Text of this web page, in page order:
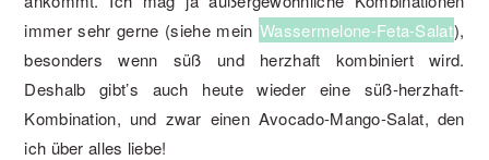
immer sehr gerne (siehe mein Wassermelone-Feta-Salat),
besonders wenn süß und herzhaft kombiniert wird.
Deshalb gibt’s auch heute wieder eine süß-herzhaft-
Kombination, und zwar einen Avocado-Mango-Salat, den
ich über alles liebe!